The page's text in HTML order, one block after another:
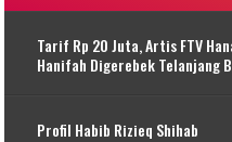
Tarif Rp 20 Juta, Artis FTV
Hanifah Digerebek Telanjang
Profil Habib Rizieq Shihab